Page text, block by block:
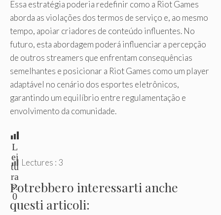
Essa estratégia poderia redefinir como a Riot Games
aborda as violações dos termos de serviço e, ao mesmo
tempo, apoiar criadores de conteúdo influentes. No
futuro, esta abordagem poderá influenciar a percepção
de outros streamers que enfrentam consequências
semelhantes e posicionar a Riot Games como um player
adaptável no cenário dos esportes eletrônicos,
garantindo um equilíbrio entre regulamentação e
envolvimento da comunidade.
L
ei
tu
ra
s:
0
Lectures : 3
Potrebbero interessarti anche
questi articoli: